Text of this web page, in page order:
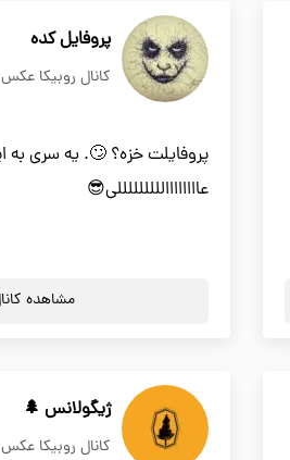
پروفایل کده
کانال روبیکا عکس
پروفایلت خزه؟ 🙄. یه سری به
عاااااااالللللللللی😎
مشاهده
ژیگولانس 🌲
کانال روبیکا عکس